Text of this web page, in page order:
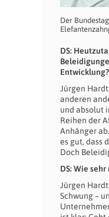
Der
DS:
Entwicklung?
Jürgen
anderen
und absolut
Reihen der
Anhänger
es gut, dass
Doch
DS: Wie
Jürgen
Schwung –